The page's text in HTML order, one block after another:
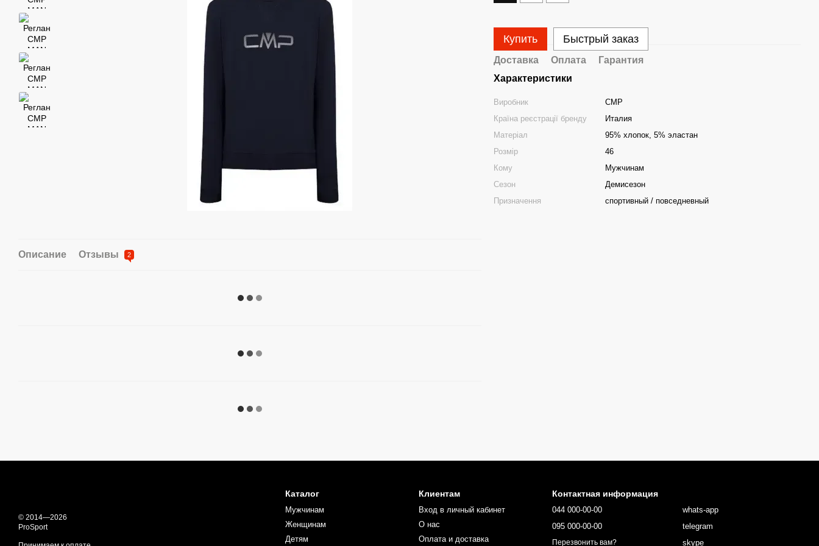
Описание Отзывы 2
Купить Быстрый заказ
Доставка Оплата
Гарантия
Характеристики
Виробник
CMP
Країна реєстрації бренду
Италия
Матеріал
95% хлопок, 5% эластан
Розмір
46
Кому
Мужчинам
Сезон
Демисезон
Призначення
спортивный / повседневный
© 2014—2026
ProSport
Каталог
Мужчинам
Женщинам
Детям
Клиентам
Вход в личный кабинет
О нас
Оплата и доставка
Контактная информация
044 000-00-00
095 000-00-00
Перезвонить вам?
whats-app
telegram
skype